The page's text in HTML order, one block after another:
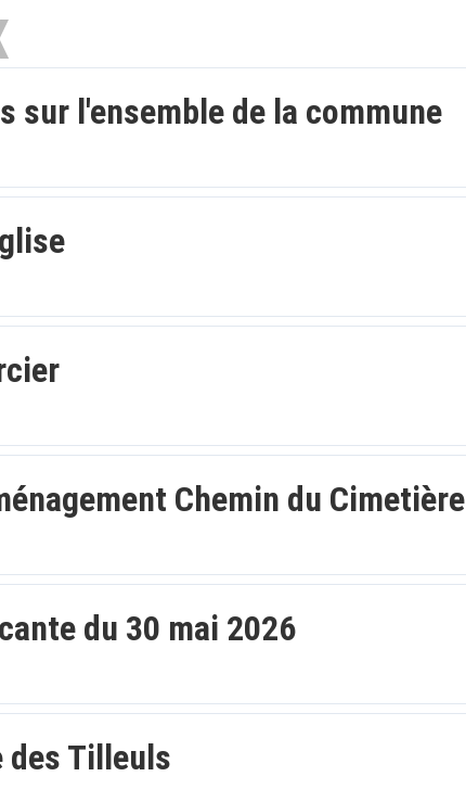
l'ensemble de la commune
Chemin du Cimetière
du 30 mai 2026
des Tilleuls